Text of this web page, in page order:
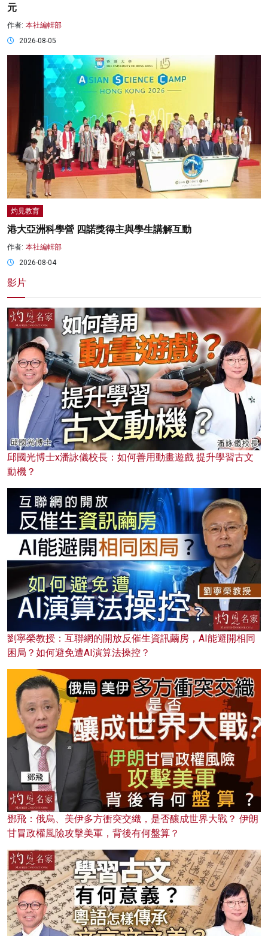
元
作者: 本社編輯部
2026-08-05
灼見教育
港大亞洲科學營 四諾獎得主與學生講解互動
作者: 本社編輯部
2026-08-04
影片
邱國光博士x潘詠儀校長：如何善用動畫遊戲 提升學習古文
動機？
劉寧榮教授：互聯網的開放反催生資訊繭房，AI能避開相同
困局？如何避免遭AI演算法操控？
鄧飛：俄烏、美伊多方衝突交織，是否釀成世界大戰？ 伊朗
甘冒政權風險攻擊美軍，背後有何盤算？